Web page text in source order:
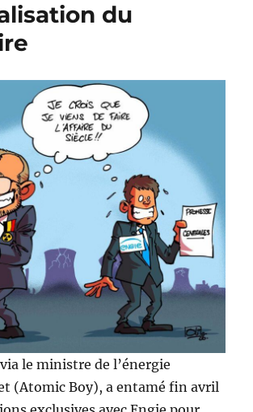
du
le ministre de l’énergie
(Atomic Boy), a entamé fin avril